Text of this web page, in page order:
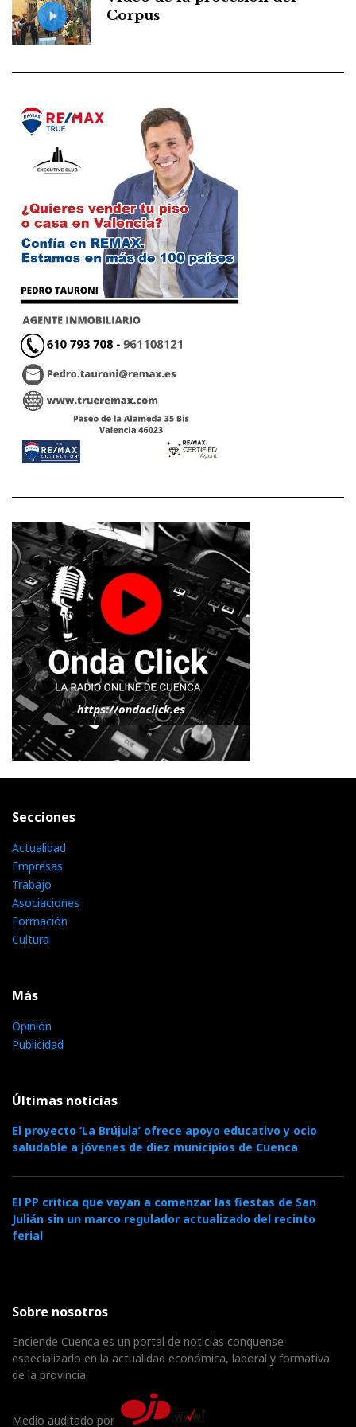
Corpus
Secciones
Actualidad
Empresas
Trabajo
Asociaciones
Formación
Cultura
Más
Opinión
Publicidad
Últimas noticias
El proyecto ‘La Brújula’ ofrece apoyo educativo y ocio
saludable a jóvenes de diez municipios de Cuenca
El PP critica que vayan a comenzar las fiestas de San
Julián sin un marco regulador actualizado del recinto
ferial
Sobre nosotros
Enciende Cuenca es un portal de noticias conquense
especializado en la actualidad económica, laboral y formativa
de la provincia
Medio auditado por